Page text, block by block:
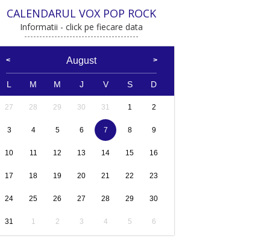
CALENDARUL VOX POP ROCK
Informatii - click pe fiecare data
August
L M M J V S D
27 28 29 30 31 1 2
3 4 5 6 7 8 9
10 11 12 13 14 15 16
17 18 19 20 21 22 23
24 25 26 27 28 29 30
31 1 2 3 4 5 6